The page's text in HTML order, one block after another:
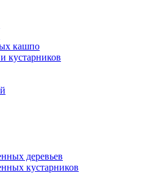
кашпо
кустарников
деревьев
кустарников